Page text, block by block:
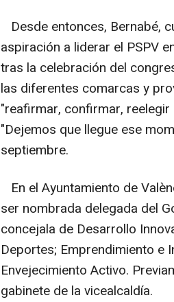
Desde entonces, Bernabé,
aspiración a liderar el PSPV
tras la celebración del
las diferentes comarcas y
"reafirmar, confirmar,
"Dejemos que llegue ese
septiembre.
En el Ayuntamiento de
ser nombrada delegada del
concejala de Desarrollo
Deportes; Emprendimiento e
Envejecimiento Activo.
gabinete de la vicealcaldía.